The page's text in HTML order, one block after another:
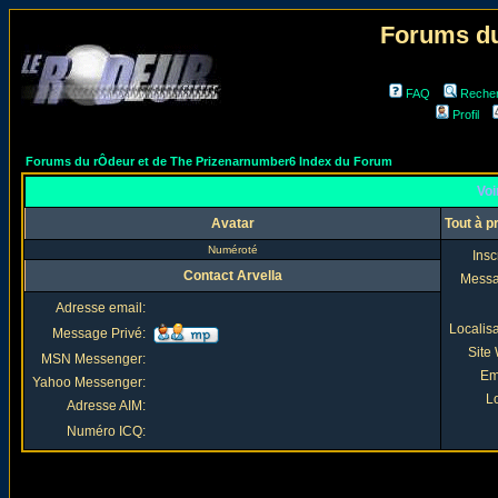
Forums
FAQ
Profil
Forums du rÔdeur et de The Prizenarnumber6 Index du Forum
Avatar Tout à
Numéroté
Site
Contact Arvella
Adresse email:
Message Privé:
MSN Messenger:
Yahoo Messenger:
Adresse AIM:
Numéro ICQ: